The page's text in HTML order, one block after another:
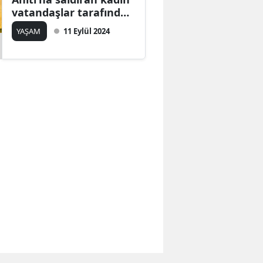
vatandaşlar tarafından
dövüldü
YAŞAM 11 Eylül 2024